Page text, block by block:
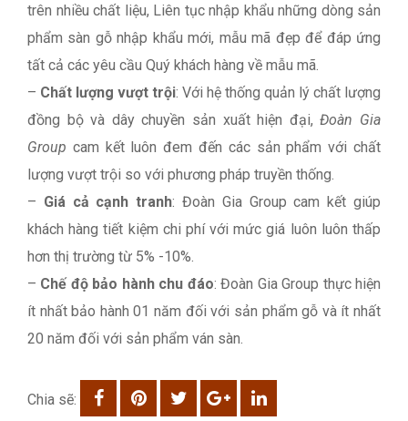
trên nhiều chất liệu, Liên tục nhập khẩu những dòng sản
phẩm sàn gỗ nhập khẩu mới, mẫu mã đẹp để đáp ứng
tất cả các yêu cầu Quý khách hàng về mẫu mã.
– Chất lượng vượt trội: Với hệ thống quản lý chất lượng
đồng bộ và dây chuyền sản xuất hiện đại,Đoàn Gia
Group cam kết luôn đem đến các sản phẩm với chất
lượng vượt trội so với phương pháp truyền thống.
– Giá cả cạnh tranh: Đoàn Gia Group cam kết giúp
khách hàng tiết kiệm chi phí với mức giá luôn luôn thấp
hơn thị trường từ 5% -10%.
– Chế độ bảo hành chu đáo: Đoàn Gia Group thực hiện
ít nhất bảo hành 01 năm đối với sản phẩm gỗ và ít nhất
20 năm đối với sản phẩm ván sàn.
Chia sẽ: